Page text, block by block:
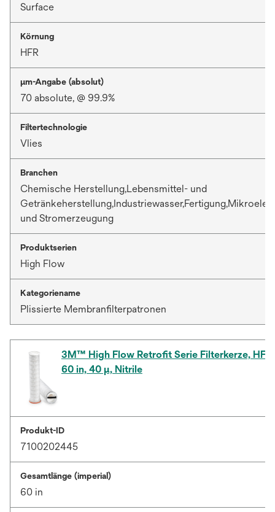
Surface
Körnung
HFR
μm-Angabe (absolut)
70 absolute, @ 99.9%
Filtertechnologie
Vlies
Branchen
Chemische Herstellung,Lebensmittel- und
und Stromerzeugung
Produktserien
High Flow
Kategoriename
Plissierte Membranfilterpatronen
3M™ High Flow Retrofit Serie Filterkerze,
60 in, 40 µ, Nitrile
Produkt-ID
7100202445
Gesamtlänge (imperial)
60 in